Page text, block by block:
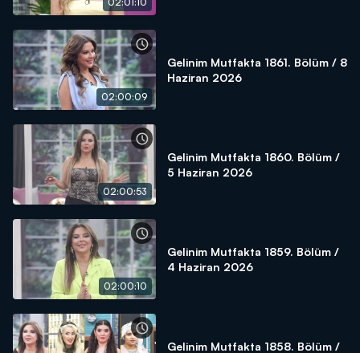
02:00:09
Gelinim Mutfakta 1861. Bölüm / 8
Haziran 2026
02:00:53
Gelinim Mutfakta 1860. Bölüm /
5 Haziran 2026
02:00:10
Gelinim Mutfakta 1859. Bölüm /
4 Haziran 2026
Gelinim Mutfakta 1858. Bölüm /